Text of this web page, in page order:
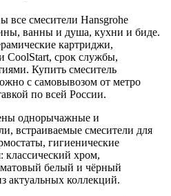
все смесители Hansgrohe
ванны и душа, кухни и биде.
картриджи,
CoolStart, срок службы,
Купить смеситель
с самовывозом от метро
по всей России.
однорычажные и
встраиваемые смесители для
гигиенические
хром,
белый и чёрный
актуальных коллекций.